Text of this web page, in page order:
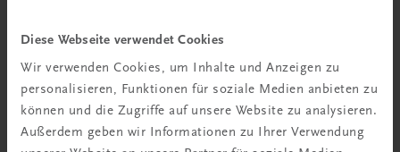
Diese Webseite verwendet Cookies
Wir verwenden Cookies, um Inhalte und Anzeigen zu
personalisieren, Funktionen für soziale Medien anbieten zu
können und die Zugriffe auf unsere Website zu analysieren.
Außerdem geben wir Informationen zu Ihrer Verwendung